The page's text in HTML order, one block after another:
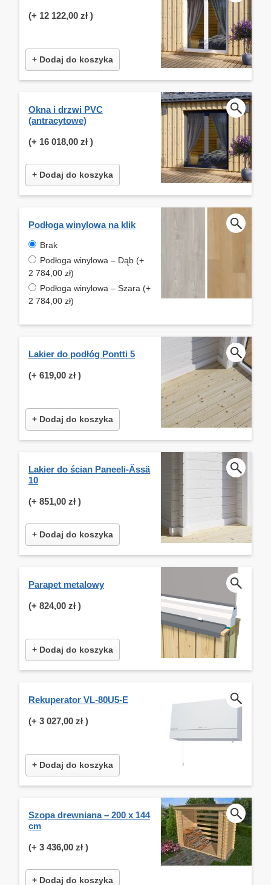
(+ 12 122,00 zł )
+ Dodaj do koszyka
Okna i drzwi PVC
(antracytowe)
(+ 16 018,00 zł )
+ Dodaj do koszyka
Podłoga winylowa na klik
Brak
Podłoga winylowa – Dąb (+
2 784,00 zł)
Podłoga winylowa – Szara (+
2 784,00 zł)
Lakier do podłóg Pontti 5
(+ 619,00 zł )
+ Dodaj do koszyka
Lakier do ścian Paneeli-Ässä
10
(+ 851,00 zł )
+ Dodaj do koszyka
Parapet metalowy
(+ 824,00 zł )
+ Dodaj do koszyka
Rekuperator VL-80U5-E
(+ 3 027,00 zł )
+ Dodaj do koszyka
Szopa drewniana – 200 x 144
cm
(+ 3 436,00 zł )
+ Dodaj do koszyka